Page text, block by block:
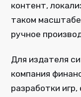
контент,
таком масштабе
ручное
Для издателя
компания
разработки